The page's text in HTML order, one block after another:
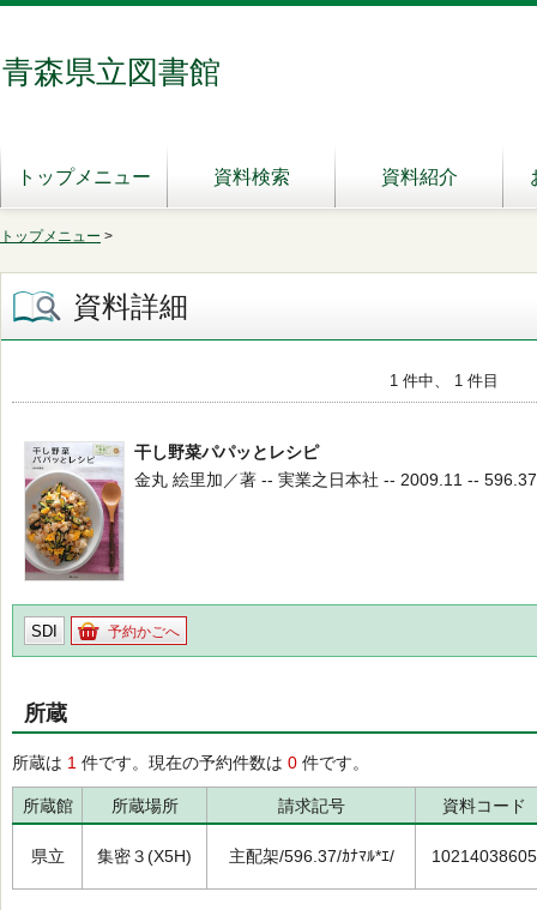
青森県立図書館
トップメニュー 資料検索 資料紹介
トップメニュー >
資料詳細
1 件中、 1 件目
干し野菜パパッとレシピ
金丸 絵里加／著 -- 実業之日本社 -- 2009.11 -- 596.37
SDI 予約かごへ
所蔵
所蔵は 1 件です。現在の予約件数は 0 件です。
所蔵館 所蔵場所 請求記号 資料コード
県立 集密３(X5H) 主配架/596.37/ｶﾅﾏﾙ*ｴ/ 10214038605